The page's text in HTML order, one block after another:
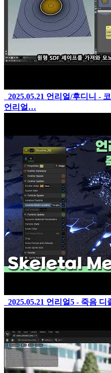
2025.05.21 언리얼/후디니 -
언리얼…
2025.05.21 언리얼5 - 죽음